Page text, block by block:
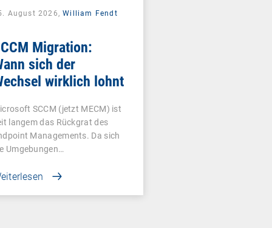
August 2026,William Fendt
Migration:
sich der
wirklich lohnt
SCCM (jetzt MECM) ist
langem das Rückgrat des
Managements. Da sich
Umgebungen…